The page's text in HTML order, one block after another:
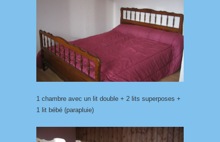
1 chambre avec un lit double + 2 lits superposes +
1 lit bébé (parapluie)